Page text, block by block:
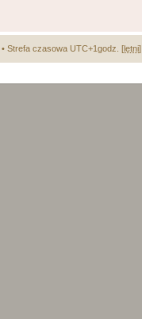
• Strefa czasowa UTC+1godz. [letni]